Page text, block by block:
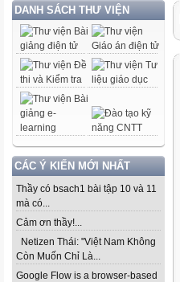
DANH SÁCH THƯ VIỆN
CÁC Ý KIẾN MỚI NHẤT
Thầy có bsach1 bài tập 10 và 11
mà có...
Cảm ơn thầy!...
Netizen Thái: "Việt Nam Không
Còn Muốn Chỉ Là...
Google Flow is a browser-based